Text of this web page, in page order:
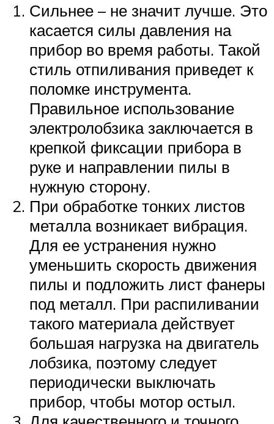
Сильнее – не значит лучше. Это
касается силы давления на
прибор во время работы. Такой
стиль отпиливания приведет к
поломке инструмента.
Правильное использование
электролобзика заключается в
крепкой фиксации прибора в
руке и направлении пилы в
нужную сторону.
При обработке тонких листов
металла возникает вибрация.
Для ее устранения нужно
уменьшить скорость движения
пилы и подложить лист фанеры
под металл. При распиливании
такого материала действует
большая нагрузка на двигатель
лобзика, поэтому следует
периодически выключать
прибор, чтобы мотор остыл.